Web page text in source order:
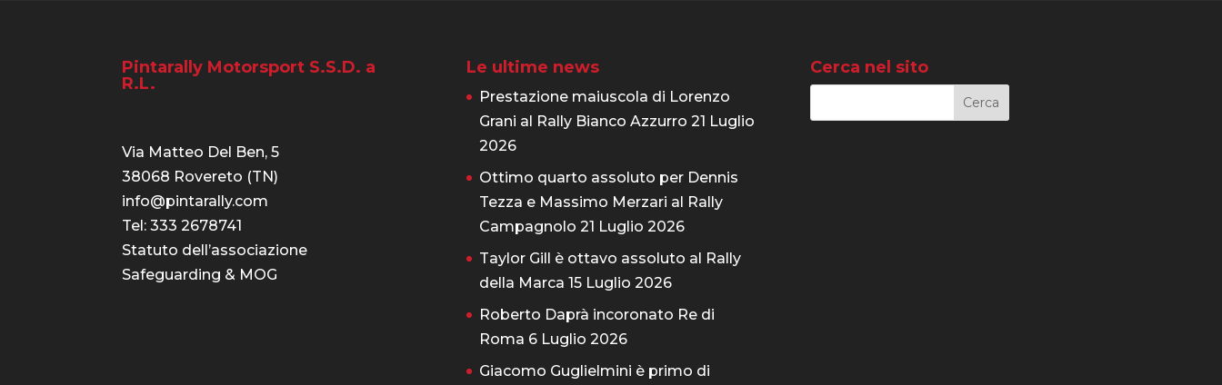
Pintarally Motorsport S.S.D. a
R.L.
Via Matteo Del Ben, 5
38068 Rovereto (TN)
info@pintarally.com
Tel: 333 2678741
Statuto dell’associazione
Safeguarding & MOG
Le ultime news
Prestazione maiuscola di Lorenzo
Grani al Rally Bianco Azzurro 21 Luglio
2026
Ottimo quarto assoluto per Dennis
Tezza e Massimo Merzari al Rally
Campagnolo 21 Luglio 2026
Taylor Gill è ottavo assoluto al Rally
della Marca 15 Luglio 2026
Roberto Daprà incoronato Re di
Roma 6 Luglio 2026
Giacomo Guglielmini è primo di
Cerca nel sito